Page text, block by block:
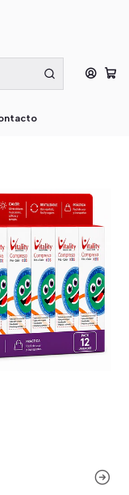
HASTA LAS 16:00
Pack x12